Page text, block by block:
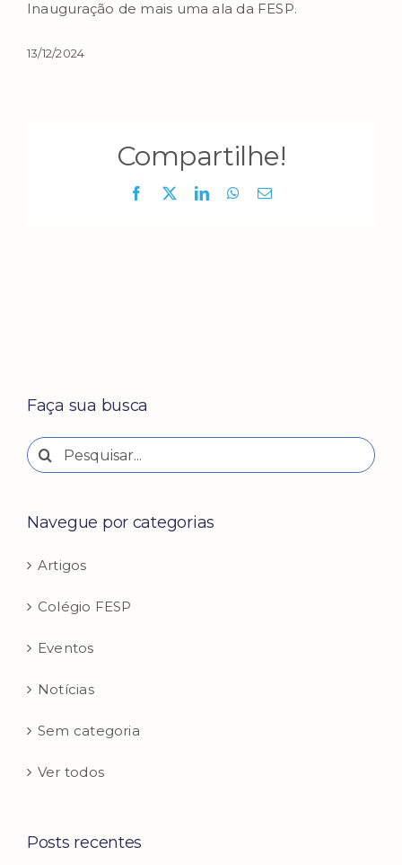
Inauguração de mais uma ala da FESP.
13/12/2024
Compartilhe!
Facebook
X LinkedInWhatsApp
E-
Faça sua busca
Buscar
resultados
Navegue por categorias
Artigos
Colégio FESP
Eventos
Notícias
Sem categoria
Ver todos
Posts recentes